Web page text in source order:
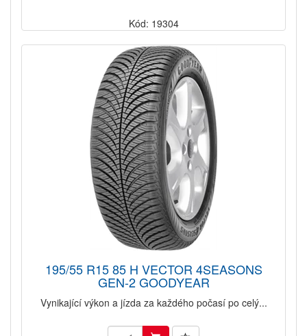
Kód: 19304
195/55 R15 85 H VECTOR 4SEASONS
GEN-2 GOODYEAR
Vynikající výkon a jízda za každého počasí po celý...